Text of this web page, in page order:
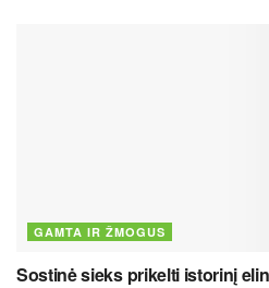
GAMTA IR ŽMOGUS
Sostinė sieks prikelti istorinį